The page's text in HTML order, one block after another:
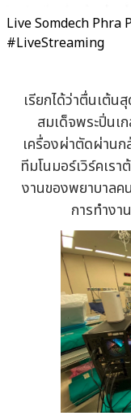
Live Somdech Phra
#LiveStreaming
เรียกได้ว่าตื่นเต้น
สมเด็จพระปิ่นเ
เครื่องผ่าตัดผ่านก
ทีมโนมอร์เวิร์คเร
งานของพยาบาลค
การทำง